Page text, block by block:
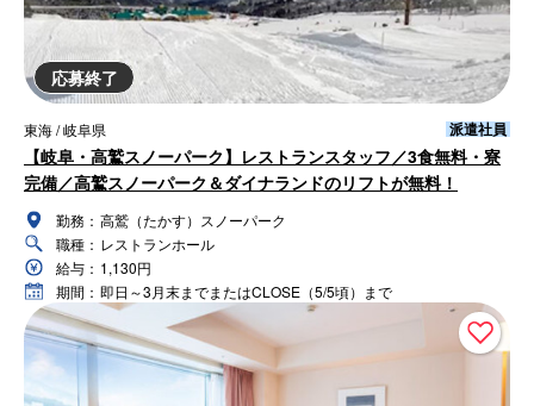
応募終了
東海 / 岐阜県 派遣社員
【岐阜・高鷲スノーパーク】レストランスタッフ／3食無料・寮
完備／高鷲スノーパーク＆ダイナランドのリフトが無料！
勤務： 高鷲（たかす）スノーパーク
職種： レストランホール
給与： 1,130円
期間： 即日～3月末までまたはCLOSE（5/5頃）まで